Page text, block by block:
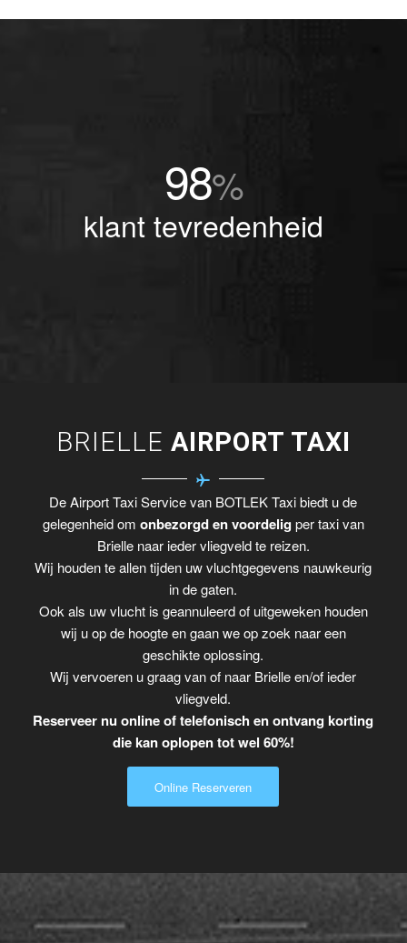
98%
klant tevredenheid
BRIELLE AIRPORT TAXI
De Airport Taxi Service van BOTLEK Taxi biedt u de
gelegenheid om onbezorgd en voordelig per taxi van
Brielle naar ieder vliegveld te reizen.
Wij houden te allen tijden uw vluchtgegevens nauwkeurig
in de gaten.
Ook als uw vlucht is geannuleerd of uitgeweken houden
wij u op de hoogte en gaan we op zoek naar een
geschikte oplossing.
Wij vervoeren u graag van of naar Brielle en/of ieder
vliegveld.
Reserveer nu online of telefonisch en ontvang korting
die kan oplopen tot wel 60%!
Online Reserveren